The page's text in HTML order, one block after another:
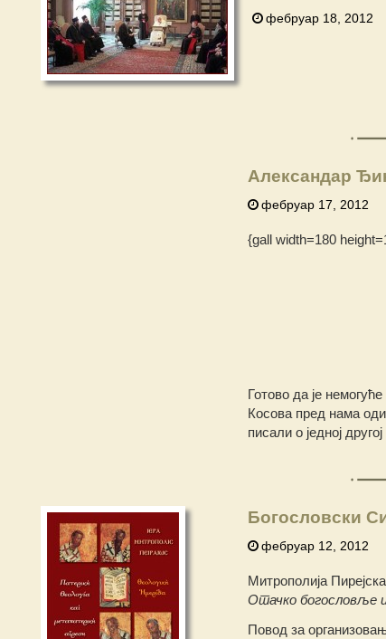
фебруар 18, 2012
Александар
фебруар 17, 2012
{gall width=180
Готово да је
Косова пред нама
писали о једној
Богословски
фебруар 12, 2012
Митрополија
Отачко богословље
Повод за